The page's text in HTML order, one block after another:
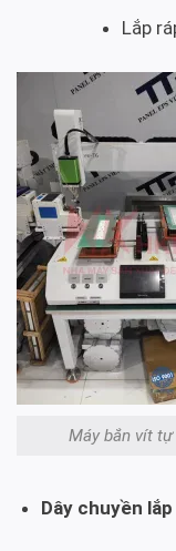
Lắp
Máy bắn vít tự
Dây chuyền